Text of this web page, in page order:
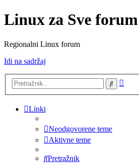
Linux za Sve forum
Regionalni Linux forum
Idi na sadržaj
Pretražnik
Linki
Neodgovorene teme
Aktivne teme
Pretražnik